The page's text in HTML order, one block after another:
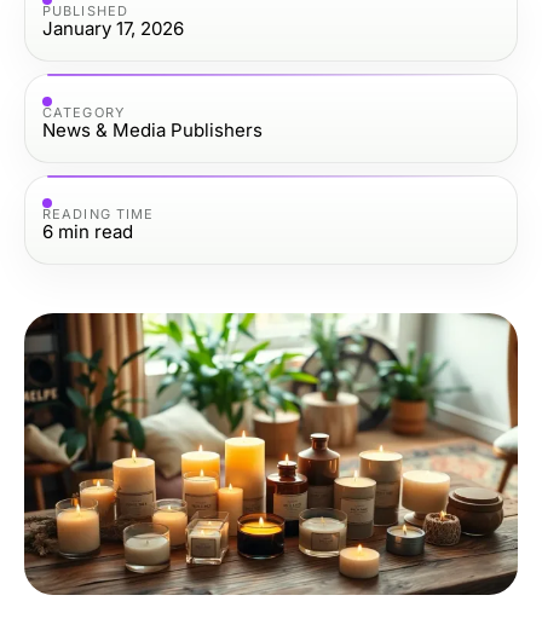
PUBLISHED
January 17, 2026
CATEGORY
News & Media Publishers
READING TIME
6 min read